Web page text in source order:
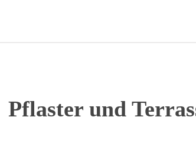
Pflaster und